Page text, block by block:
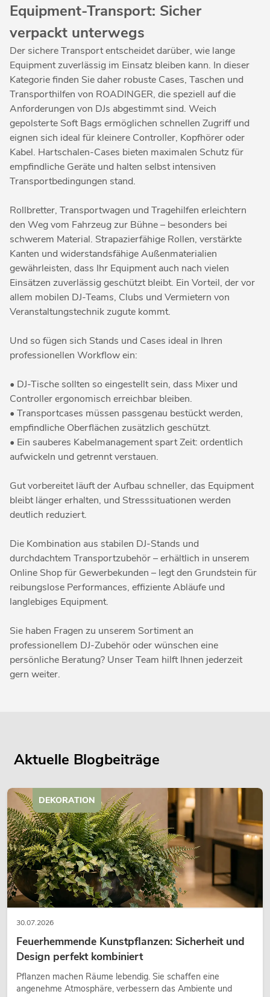
Equipment-Transport: Sicher
verpackt unterwegs
Der sichere Transport entscheidet darüber, wie lange
Equipment zuverlässig im Einsatz bleiben kann. In dieser
Kategorie finden Sie daher robuste Cases, Taschen und
Transporthilfen von ROADINGER, die speziell auf die
Anforderungen von DJs abgestimmt sind. Weich
gepolsterte Soft Bags ermöglichen schnellen Zugriff und
eignen sich ideal für kleinere Controller, Kopfhörer oder
Kabel. Hartschalen-Cases bieten maximalen Schutz für
empfindliche Geräte und halten selbst intensiven
Transportbedingungen stand.
Rollbretter, Transportwagen und Tragehilfen erleichtern
den Weg vom Fahrzeug zur Bühne – besonders bei
schwerem Material. Strapazierfähige Rollen, verstärkte
Kanten und widerstandsfähige Außenmaterialien
gewährleisten, dass Ihr Equipment auch nach vielen
Einsätzen zuverlässig geschützt bleibt. Ein Vorteil, der vor
allem mobilen DJ-Teams, Clubs und Vermietern von
Veranstaltungstechnik zugute kommt.
Und so fügen sich Stands und Cases ideal in Ihren
professionellen Workflow ein:
• DJ-Tische sollten so eingestellt sein, dass Mixer und
Controller ergonomisch erreichbar bleiben.
• Transportcases müssen passgenau bestückt werden,
empfindliche Oberflächen zusätzlich geschützt.
• Ein sauberes Kabelmanagement spart Zeit: ordentlich
aufwickeln und getrennt verstauen.
Gut vorbereitet läuft der Aufbau schneller, das Equipment
bleibt länger erhalten, und Stresssituationen werden
deutlich reduziert.
Die Kombination aus stabilen DJ-Stands und
durchdachtem Transportzubehör – erhältlich in unserem
Online Shop für Gewerbekunden – legt den Grundstein für
reibungslose Performances, effiziente Abläufe und
langlebiges Equipment.
Sie haben Fragen zu unserem Sortiment an
professionellem DJ-Zubehör oder wünschen eine
persönliche Beratung? Unser Team hilft Ihnen jederzeit
gern weiter.
Aktuelle Blogbeiträge
30.07.2026
Feuerhemmende Kunstpflanzen: Sicherheit und
Design perfekt kombiniert
Pflanzen machen Räume lebendig. Sie schaffen eine
angenehme Atmosphäre, verbessern das Ambiente und
DEKORATION